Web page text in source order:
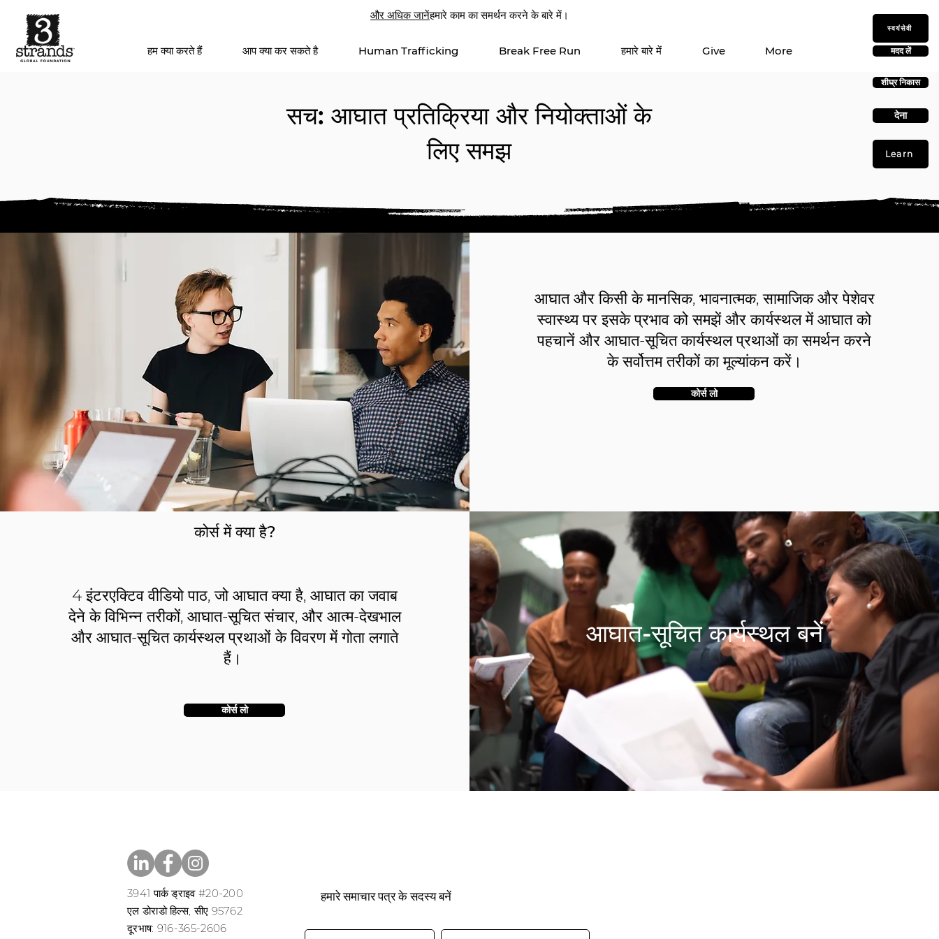
Learn
शीघ्र निकास
मदद लें
देना
स्वयंसेवी
और अधिक जानेंहमारे काम का समर्थन करने के बारे में।
हम क्या करते हैं आप क्या कर सकते है Human Trafficking Break Free Run हमारे बारे में Give More
सच: आघात प्रतिक्रिया और नियोक्ताओं के
लिए समझ
आघात और किसी के मानसिक, भावनात्मक, सामाजिक और पेशेवर
स्वास्थ्य पर इसके प्रभाव को समझें और कार्यस्थल में आघात को
पहचानें और आघात-सूचित कार्यस्थल प्रथाओं का समर्थन करने
के सर्वोत्तम तरीकों का मूल्यांकन करें।
कोर्स लो
कोर्स में क्या है?
4 इंटरएक्टिव वीडियो पाठ, जो आघात क्या है, आघात का जवाब
देने के विभिन्न तरीकों, आघात-सूचित संचार, और आत्म-देखभाल
और आघात-सूचित कार्यस्थल प्रथाओं के विवरण में गोता लगाते
हैं।
कोर्स लो
आघात-सूचित कार्यस्थल बनें
3941 पार्क ड्राइव #20-200
एल डोराडो हिल्स, सीए 95762
​​दूरभाष: 916-365-2606
हमारे समाचार पत्र के सदस्य बनें